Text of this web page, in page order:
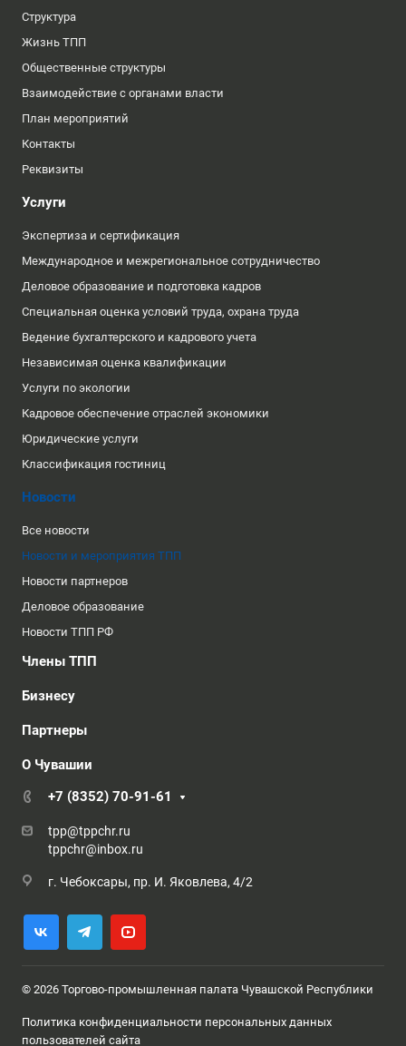
Структура
Жизнь ТПП
Общественные структуры
Взаимодействие с органами власти
План мероприятий
Контакты
Реквизиты
Услуги
Экспертиза и сертификация
Международное и межрегиональное сотрудничество
Деловое образование и подготовка кадров
Специальная оценка условий труда, охрана труда
Ведение бухгалтерского и кадрового учета
Независимая оценка квалификации
Услуги по экологии
Кадровое обеспечение отраслей экономики
Юридические услуги
Классификация гостиниц
Новости
Все новости
Новости и мероприятия ТПП
Новости партнеров
Деловое образование
Новости ТПП РФ
Члены ТПП
Бизнесу
Партнеры
О Чувашии
+7 (8352) 70-91-61
tpp@tppchr.ru
tppchr@inbox.ru
г. Чебоксары, пр. И. Яковлева, 4/2
© 2026 Торгово-промышленная палата Чувашской Республики
Политика конфиденциальности персональных данных
пользователей сайта